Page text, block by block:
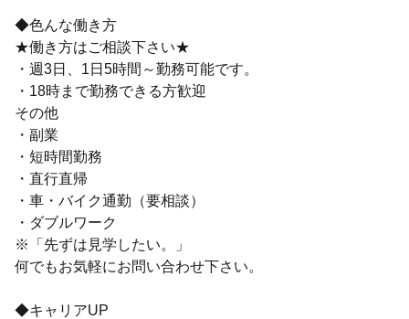
◆色んな働き方
★働き方はご相談下さい★
・週3日、1日5時間～勤務可能です。
・18時まで勤務できる方歓迎
その他
・副業
・短時間勤務
・直行直帰
・車・バイク通勤（要相談）
・ダブルワーク
※「先ずは見学したい。」
何でもお気軽にお問い合わせ下さい。
◆キャリアUP